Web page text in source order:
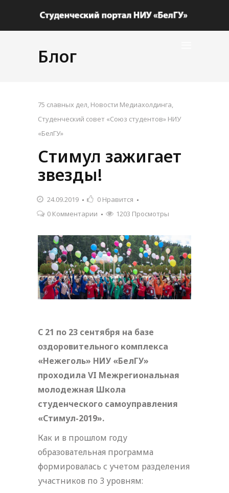
Блог
75 славных дел, Новости Медиахолдинга,
Студенческий совет «Союз студентов» НИУ
«БелГУ»
Стимул зажигает
звезды!
24.09.2019 0 Нравится
0 Комментарии
1203 Просмотры
С 21 по 23 сентября на базе
оздоровительного комплекса
«Нежеголь» НИУ «БелГУ»
проходила VI Межрегиональная
молодежная Школа
студенческого самоуправления
«Стимул-2019».
Как и в прошлом году
образовательная программа
формировалась с учетом разделения
участников по 3 уровням: